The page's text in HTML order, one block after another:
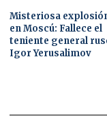
Misteriosa
en Moscú: Fallece el
teniente general
Igor Yerusalimov